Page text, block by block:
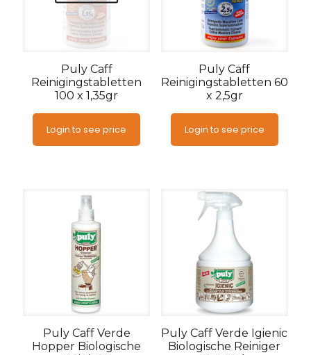
Puly Caff
Reinigingstabletten
100 x 1,35gr
Login to see price
Puly Caff
Reinigingstabletten 60
x 2,5gr
Login to see price
Puly Caff Verde
Hopper Biologische
Puly Caff Verde Igienic
Biologische Reiniger